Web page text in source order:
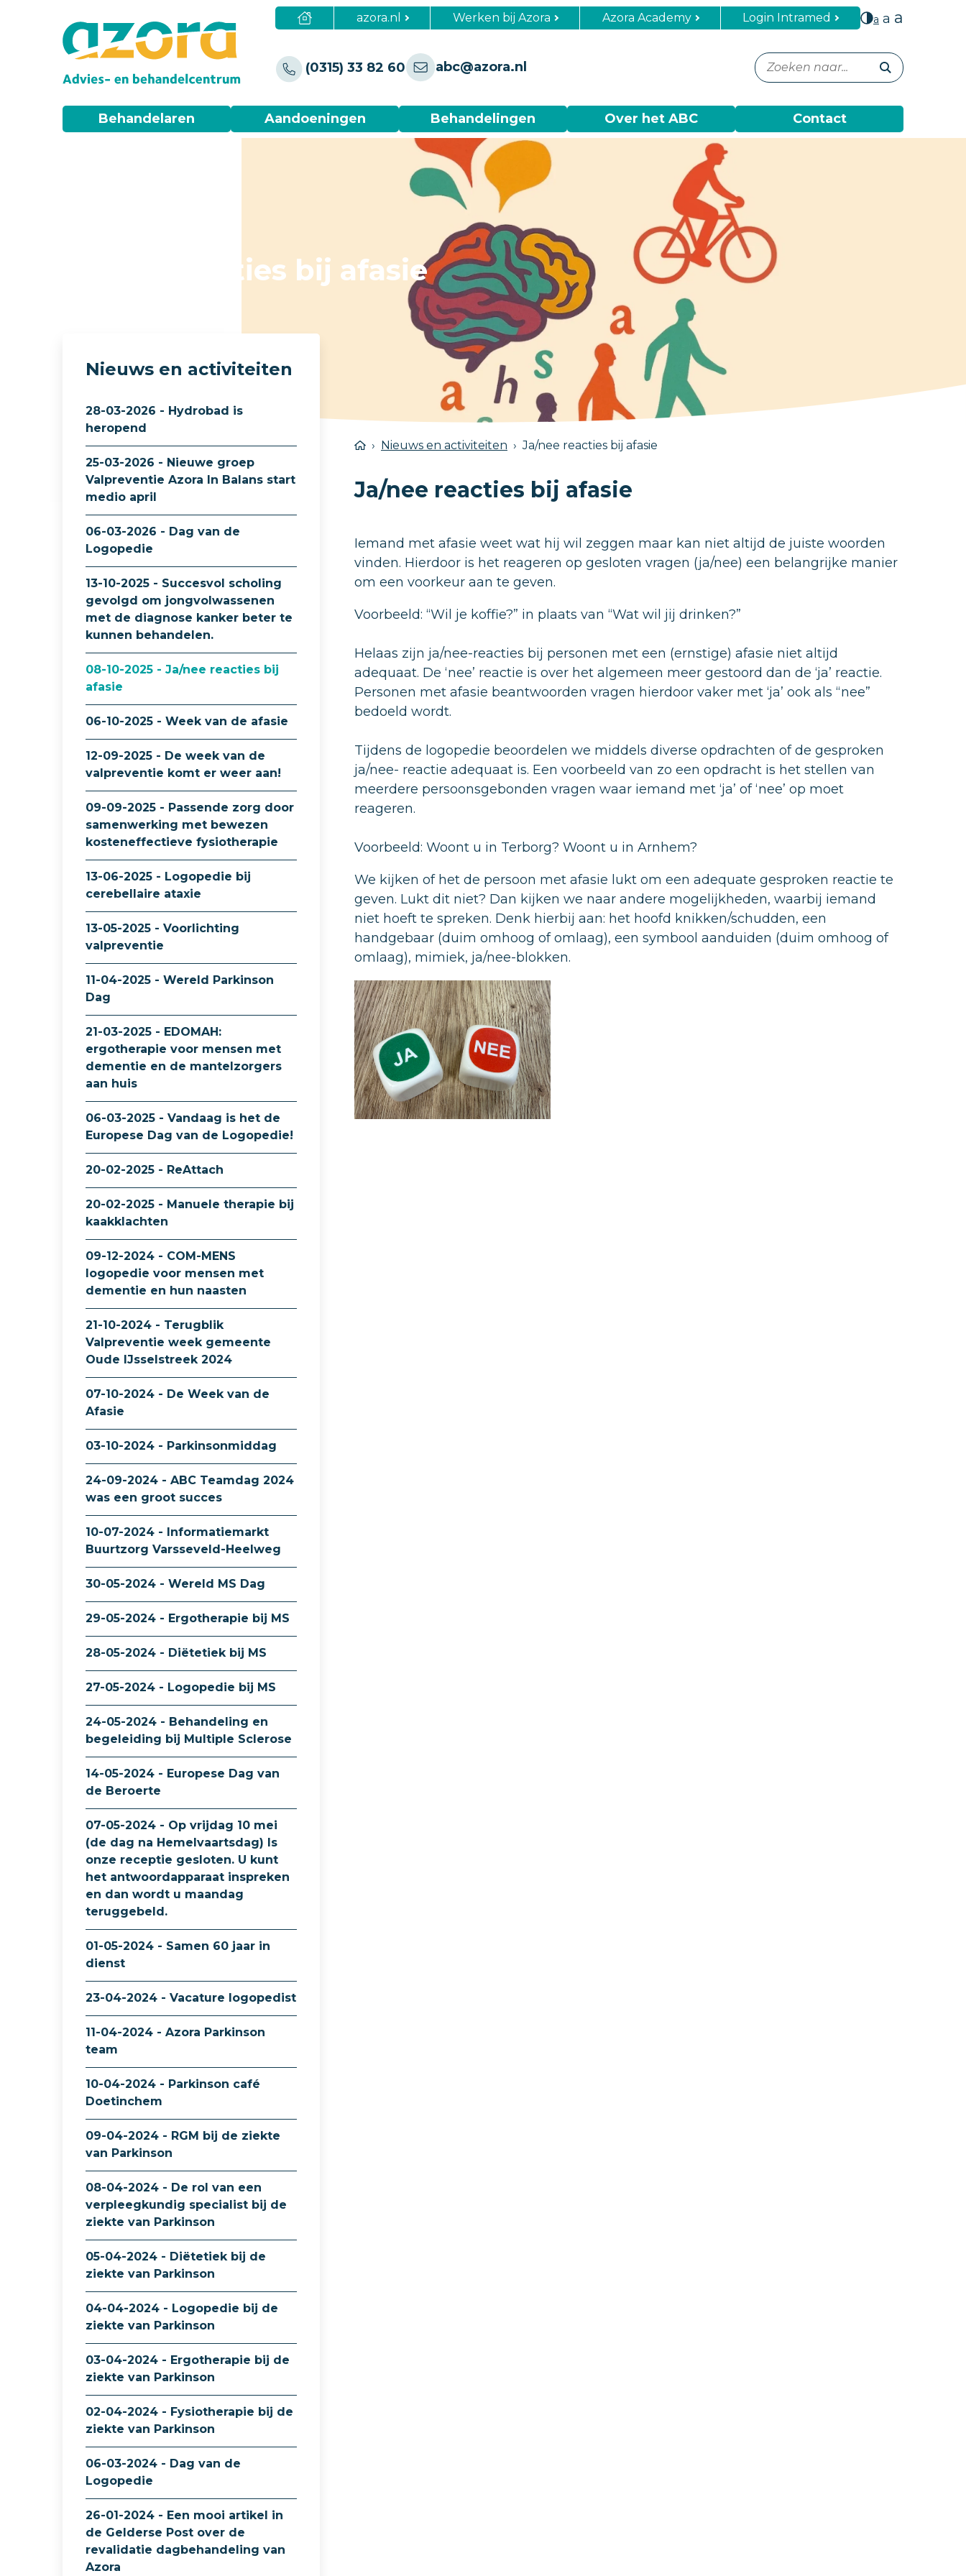
azora.nl Werken bij Azora Azora Academy Login Intramed a a a
(0315) 33 82 60 abc@azora.nl
Behandelaren Aandoeningen Behandelingen Over het ABC Contact
Ja/nee reacties bij afasie
Nieuws en activiteiten Ja/nee reacties bij afasie
Ja/nee reacties bij afasie
Iemand met afasie weet wat hij wil zeggen maar kan niet altijd de juiste woorden
vinden. Hierdoor is het reageren op gesloten vragen (ja/nee) een belangrijke manier
om een voorkeur aan te geven.
Voorbeeld: “Wil je koffie?” in plaats van “Wat wil jij drinken?”
Helaas zijn ja/nee-reacties bij personen met een (ernstige) afasie niet altijd
adequaat. De ‘nee’ reactie is over het algemeen meer gestoord dan de ‘ja’ reactie.
Personen met afasie beantwoorden vragen hierdoor vaker met ‘ja’ ook als “nee”
bedoeld wordt.
Tijdens de logopedie beoordelen we middels diverse opdrachten of de gesproken
ja/nee- reactie adequaat is. Een voorbeeld van zo een opdracht is het stellen van
meerdere persoonsgebonden vragen waar iemand met ‘ja’ of ‘nee’ op moet
reageren.
Voorbeeld: Woont u in Terborg? Woont u in Arnhem?
We kijken of het de persoon met afasie lukt om een adequate gesproken reactie te
geven. Lukt dit niet? Dan kijken we naar andere mogelijkheden, waarbij iemand
niet hoeft te spreken. Denk hierbij aan: het hoofd knikken/schudden, een
handgebaar (duim omhoog of omlaag), een symbool aanduiden (duim omhoog of
omlaag), mimiek, ja/nee-blokken.
Nieuws en activiteiten
28-03-2026 - Hydrobad is
heropend
25-03-2026 - Nieuwe groep
Valpreventie Azora In Balans start
medio april
06-03-2026 - Dag van de
Logopedie
13-10-2025 - Succesvol scholing
gevolgd om jongvolwassenen
met de diagnose kanker beter te
kunnen behandelen.
08-10-2025 - Ja/nee reacties bij
afasie
06-10-2025 - Week van de afasie
12-09-2025 - De week van de
valpreventie komt er weer aan!
09-09-2025 - Passende zorg door
samenwerking met bewezen
kosteneffectieve fysiotherapie
13-06-2025 - Logopedie bij
cerebellaire ataxie
13-05-2025 - Voorlichting
valpreventie
11-04-2025 - Wereld Parkinson
Dag
21-03-2025 - EDOMAH:
ergotherapie voor mensen met
dementie en de mantelzorgers
aan huis
06-03-2025 - Vandaag is het de
Europese Dag van de Logopedie!
20-02-2025 - ReAttach
20-02-2025 - Manuele therapie bij
kaakklachten
09-12-2024 - COM-MENS
logopedie voor mensen met
dementie en hun naasten
21-10-2024 - Terugblik
Valpreventie week gemeente
Oude IJsselstreek 2024
07-10-2024 - De Week van de
Afasie
03-10-2024 - Parkinsonmiddag
24-09-2024 - ABC Teamdag 2024
was een groot succes
10-07-2024 - Informatiemarkt
Buurtzorg Varsseveld-Heelweg
30-05-2024 - Wereld MS Dag
29-05-2024 - Ergotherapie bij MS
28-05-2024 - Diëtetiek bij MS
27-05-2024 - Logopedie bij MS
24-05-2024 - Behandeling en
begeleiding bij Multiple Sclerose
14-05-2024 - Europese Dag van
de Beroerte
07-05-2024 - Op vrijdag 10 mei
(de dag na Hemelvaartsdag) Is
onze receptie gesloten. U kunt
het antwoordapparaat inspreken
en dan wordt u maandag
teruggebeld.
01-05-2024 - Samen 60 jaar in
dienst
23-04-2024 - Vacature logopedist
11-04-2024 - Azora Parkinson
team
10-04-2024 - Parkinson café
Doetinchem
09-04-2024 - RGM bij de ziekte
van Parkinson
08-04-2024 - De rol van een
verpleegkundig specialist bij de
ziekte van Parkinson
05-04-2024 - Diëtetiek bij de
ziekte van Parkinson
04-04-2024 - Logopedie bij de
ziekte van Parkinson
03-04-2024 - Ergotherapie bij de
ziekte van Parkinson
02-04-2024 - Fysiotherapie bij de
ziekte van Parkinson
06-03-2024 - Dag van de
Logopedie
26-01-2024 - Een mooi artikel in
de Gelderse Post over de
revalidatie dagbehandeling van
Azora